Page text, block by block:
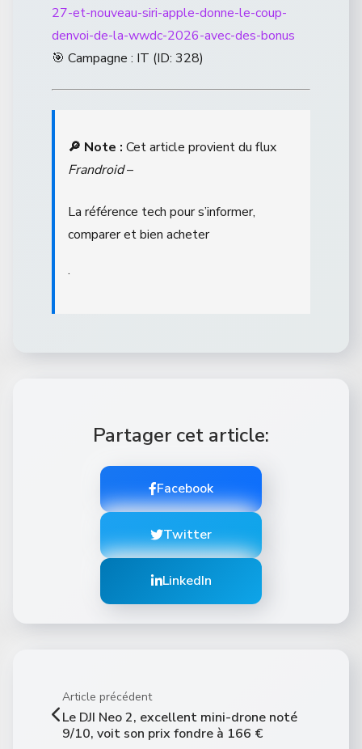
27-et-nouveau-siri-apple-donne-le-coup-
denvoi-de-la-wwdc-2026-avec-des-bonus
🎯 Campagne : IT (ID: 328)
🔎 Note : Cet article provient du flux
Frandroid–
La référence tech pour s’informer,
comparer et bien acheter
.
Partager cet article:
Facebook
Twitter
LinkedIn
Article précédent
Le DJI Neo 2, excellent mini-drone noté
9/10, voit son prix fondre à 166 €